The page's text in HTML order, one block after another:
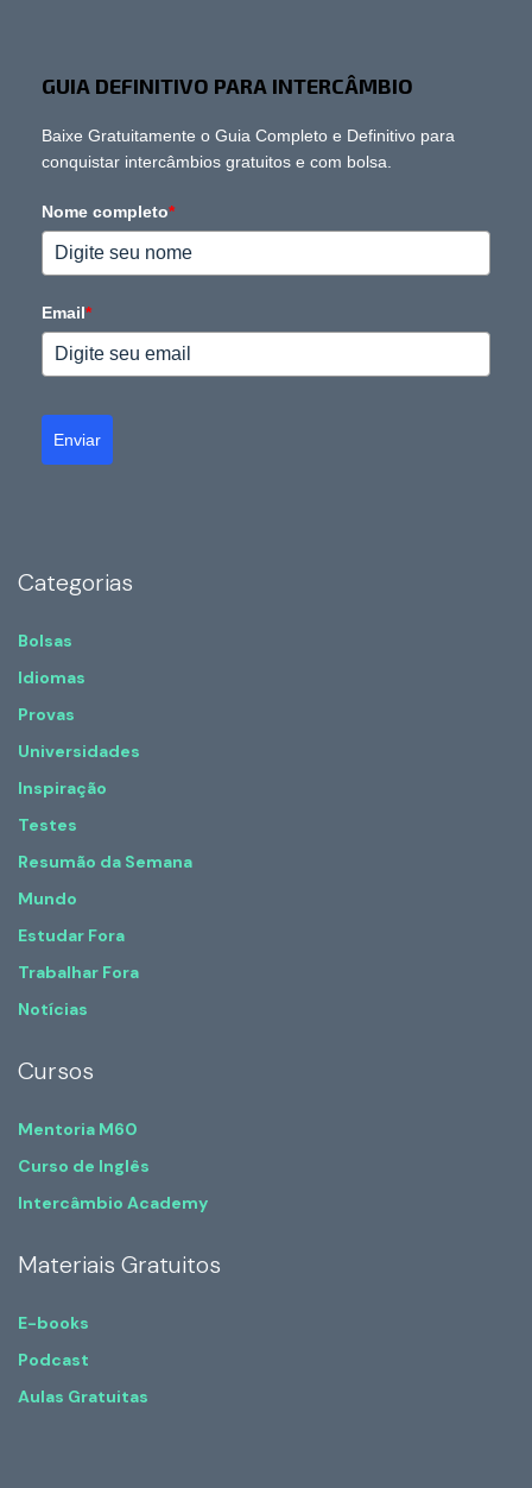
GUIA DEFINITIVO PARA INTERCÂMBIO
Baixe Gratuitamente o Guia Completo e Definitivo para
conquistar intercâmbios gratuitos e com bolsa.
Nome completo*
Email*
Enviar
Categorias
Bolsas
Idiomas
Provas
Universidades
Inspiração
Testes
Resumão da Semana
Mundo
Estudar Fora
Trabalhar Fora
Notícias
Cursos
Mentoria M60
Curso de Inglês
Intercâmbio Academy
Materiais Gratuitos
E-books
Podcast
Aulas Gratuitas